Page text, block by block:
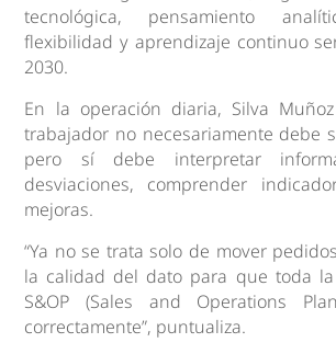
tecnológica, pensamiento
flexibilidad y aprendizaje continuo
2030.
En la operación diaria, Silva
trabajador no necesariamente debe
pero sí debe interpretar
desviaciones, comprender
mejoras.
“Ya no se trata solo de mover
la calidad del dato para que toda
S&OP (Sales and Operations
correctamente”, puntualiza.